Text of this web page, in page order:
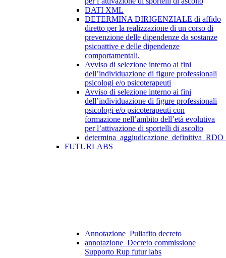
DATI XML
DETERMINA DIRIGENZIALE di affido
diretto per la realizzazione di un corso di
prevenzione delle dipendenze da sostanze
psicoattive e delle dipendenze
comportamentali.
Avviso di selezione interno ai fini
dell’individuazione di figure professionali
psicologi e/o psicoterapeuti
Avviso di selezione interno ai fini
dell’individuazione di figure professionali
psicologi e/o psicoterapeuti con
formazione nell’ambito dell’età evolutiva
per l’attivazione di sportelli di ascolto
FUTURLABS
Annotazione_Puliafito decreto
annotazione_Decreto commissione
Supporto Rup futur labs